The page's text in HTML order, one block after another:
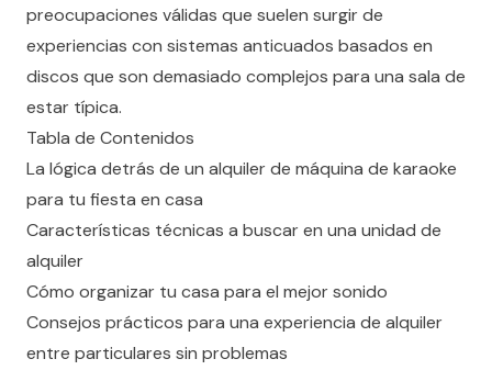
preocupaciones válidas que suelen surgir de
experiencias con sistemas anticuados basados en
discos que son demasiado complejos para una sala de
estar típica.
Tabla de Contenidos
La lógica detrás de un alquiler de máquina de karaoke
para tu fiesta en casa
Características técnicas a buscar en una unidad de
alquiler
Cómo organizar tu casa para el mejor sonido
Consejos prácticos para una experiencia de alquiler
entre particulares sin problemas